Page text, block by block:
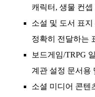
캐릭터, 생물 컨셉
소설 및 도서 표지
정확히 전달하는
보드게임/TRPG
계관 설정 문서용
소셜 미디어 콘텐